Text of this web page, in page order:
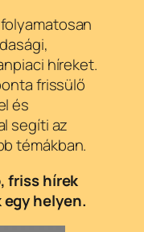
folyamatosan
híreket.
frissülő
és
segíti az
témákban.
friss hírek
helyen.